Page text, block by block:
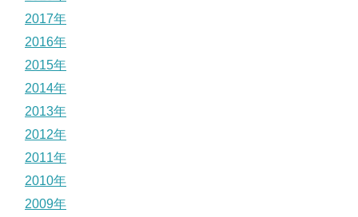
2017年
2016年
2015年
2014年
2013年
2012年
2011年
2010年
2009年